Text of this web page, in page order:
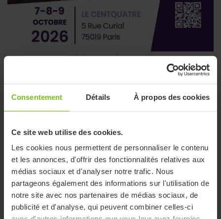
Consentement Détails À propos des cookies
Ce site web utilise des cookies.
Les cookies nous permettent de personnaliser le contenu
et les annonces, d'offrir des fonctionnalités relatives aux
médias sociaux et d'analyser notre trafic. Nous
partageons également des informations sur l'utilisation de
notre site avec nos partenaires de médias sociaux, de
publicité et d'analyse, qui peuvent combiner celles-ci
Journées Nationales d'Etude des Directeurs de